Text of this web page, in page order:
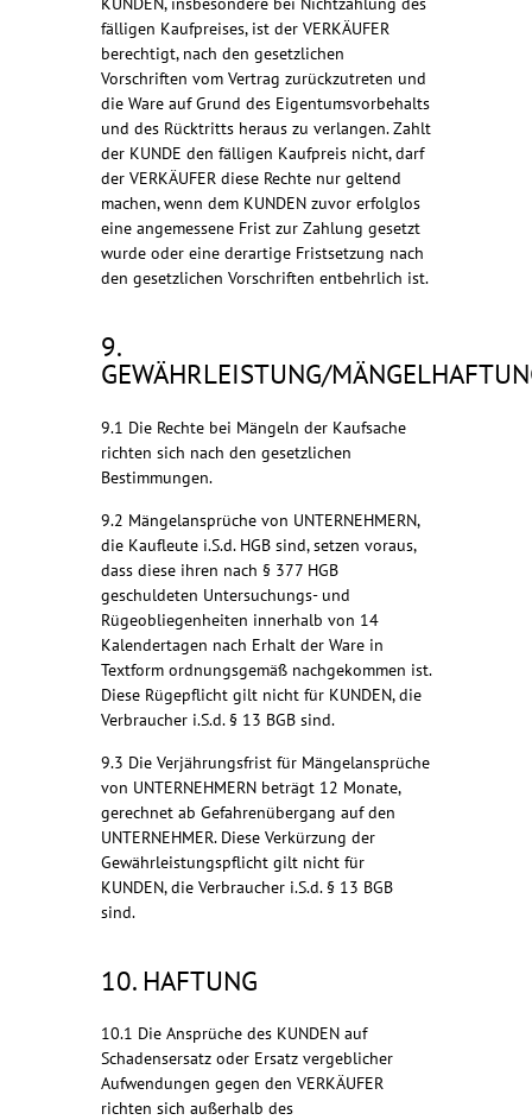
fälligen Kaufpreises, ist der VERKÄUFER
berechtigt, nach den gesetzlichen
Vorschriften vom Vertrag zurückzutreten und
die Ware auf Grund des Eigentumsvorbehalts
und des Rücktritts heraus zu verlangen. Zahlt
der KUNDE den fälligen Kaufpreis nicht, darf
der VERKÄUFER diese Rechte nur geltend
machen, wenn dem KUNDEN zuvor erfolglos
eine angemessene Frist zur Zahlung gesetzt
wurde oder eine derartige Fristsetzung nach
den gesetzlichen Vorschriften entbehrlich ist.
9.
GEWÄHRLEISTUNG/
9.1 Die Rechte bei Mängeln der Kaufsache
richten sich nach den gesetzlichen
Bestimmungen.
9.2 Mängelansprüche von UNTERNEHMERN,
die Kaufleute i.S.d. HGB sind, setzen voraus,
dass diese ihren nach § 377 HGB
geschuldeten Untersuchungs- und
Rügeobliegenheiten innerhalb von 14
Kalendertagen nach Erhalt der Ware in
Textform ordnungsgemäß nachgekommen ist.
Diese Rügepflicht gilt nicht für KUNDEN, die
Verbraucher i.S.d. § 13 BGB sind.
9.3 Die Verjährungsfrist für Mängelansprüche
von UNTERNEHMERN beträgt 12 Monate,
gerechnet ab Gefahrenübergang auf den
UNTERNEHMER. Diese Verkürzung der
Gewährleistungspflicht gilt nicht für
KUNDEN, die Verbraucher i.S.d. § 13 BGB
sind.
10. HAFTUNG
10.1 Die Ansprüche des KUNDEN auf
Schadensersatz oder Ersatz vergeblicher
Aufwendungen gegen den VERKÄUFER
richten sich außerhalb des